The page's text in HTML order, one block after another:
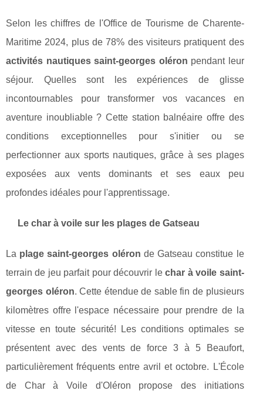
Selon les chiffres de l'Office de Tourisme de Charente-
Maritime 2024, plus de 78% des visiteurs pratiquent des
activités nautiques saint-georges oléron pendant leur
séjour. Quelles sont les expériences de glisse
incontournables pour transformer vos vacances en
aventure inoubliable ? Cette station balnéaire offre des
conditions exceptionnelles pour s'initier ou se
perfectionner aux sports nautiques, grâce à ses plages
exposées aux vents dominants et ses eaux peu
profondes idéales pour l'apprentissage.
Le char à voile sur les plages de Gatseau
La plage saint-georges oléron de Gatseau constitue le
terrain de jeu parfait pour découvrir lechar à voile saint-
georges oléron. Cette étendue de sable fin de plusieurs
kilomètres offre l'espace nécessaire pour prendre de la
vitesse en toute sécurité! Les conditions optimales se
présentent avec des vents de force 3 à 5 Beaufort,
particulièrement fréquents entre avril et octobre. L'École
de Char à Voile d'Oléron propose des initiations